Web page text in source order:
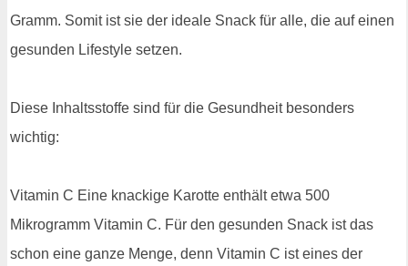
Gramm. Somit ist sie der ideale Snack für alle, die auf einen
gesunden Lifestyle setzen.
Diese Inhaltsstoffe sind für die Gesundheit besonders
wichtig:
Vitamin C Eine knackige Karotte enthält etwa 500
Mikrogramm Vitamin C. Für den gesunden Snack ist das
schon eine ganze Menge, denn Vitamin C ist eines der